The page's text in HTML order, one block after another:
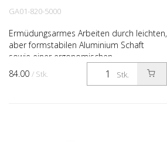
GA01-820-5000
Ermüdungsarmes Arbeiten durch leichten,
aber formstabilen Aluminium Schaft
sowie einer ergonomischen
Griffanordnung. Länge 1,5 m. Zusätzlich
gibt es einen Asthaken zum He...
Stk.
84.00 / Stk.